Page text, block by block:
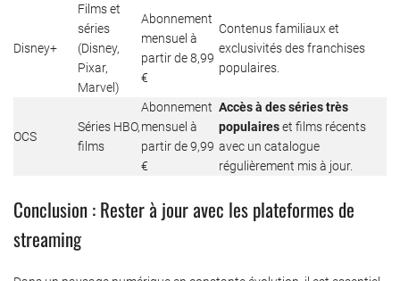
Disney+
Films et
séries
(Disney,
Pixar,
Marvel)
Abonnement
mensuel à
partir de 8,99
€
Contenus familiaux et
exclusivités des franchises
populaires.
OCS
Séries HBO,
films
Abonnement
mensuel à
partir de 9,99
€
Accès à des séries très
populaireset films récents
avec un catalogue
régulièrement mis à jour.
Conclusion : Rester à jour avec les plateformes de
streaming